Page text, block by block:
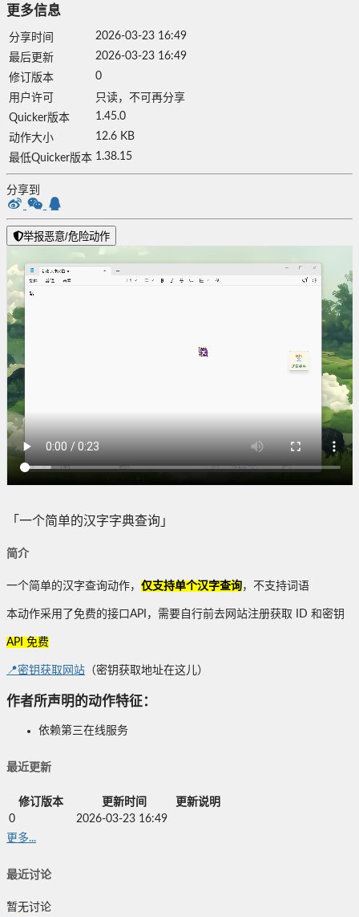
更多信息
分享时间
2026-03-23 16:49
最后更新
2026-03-23 16:49
修订版本
0
用户许可
只读，不可再分享
Quicker版本
1.45.0
动作大小
12.6 KB
最低Quicker版本 1.38.15
分享到
举报恶意/危险动作
「一个简单的汉字字典查询」
简介
一个简单的汉字查询动作， 仅支持单个汉字查询，不支持词语
本动作采用了免费的接口API，需要自行前去网站注册获取 ID 和密钥
API 免费
📍密钥获取网站 （密钥获取地址在这儿）
作者所声明的动作特征：
依赖第三在线服务
最近更新
修订版本 更新时间
更新说明
0
2026-03-23 16:49
更多...
最近讨论
暂无讨论